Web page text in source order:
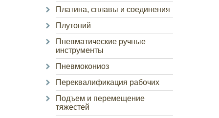
Платина, сплавы и соединения
Плутоний
Пневматические ручные
инструменты
Пневмокониоз
Переквалификация рабочих
Подъем и перемещение
тяжестей